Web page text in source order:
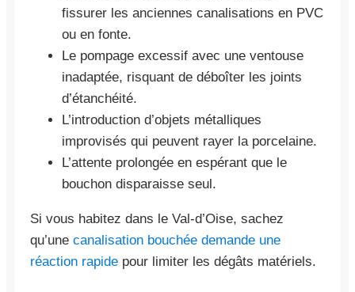
fissurer les anciennes canalisations en PVC
ou en fonte.
Le pompage excessif avec une ventouse
inadaptée, risquant de déboîter les joints
d’étanchéité.
L’introduction d’objets métalliques
improvisés qui peuvent rayer la porcelaine.
L’attente prolongée en espérant que le
bouchon disparaisse seul.
Si vous habitez dans le Val-d’Oise, sachez
qu’une canalisation bouchée demande une
réaction rapide pour limiter les dégâts matériels.